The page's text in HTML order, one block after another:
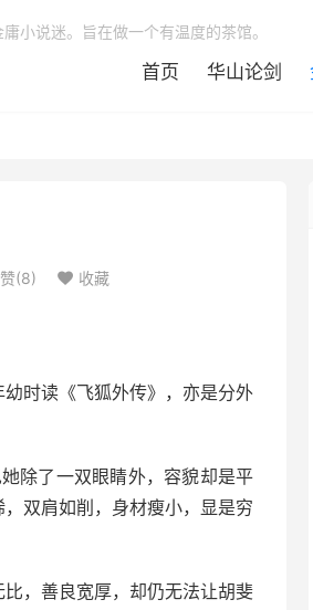
小说迷。旨在做一个有温度的茶馆。
首页 华山论剑
赞(8)  收藏
时读《飞狐外传》，亦是分外
除了一双眼睛外，容貌却是平
双肩如削，身材瘦小，显是穷
，善良宽厚，却仍无法让胡斐